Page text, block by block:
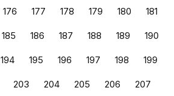
176 177 178 179 180 181
185 186 187 188 189 190
194 195 196 197 198 199
203 204 205 206 207